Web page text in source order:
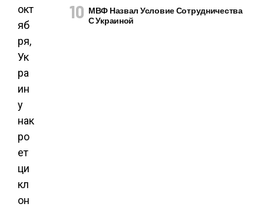
окт
яб
ря,
Ук
ра
ин
у
нак
ро
ет
ци
кл
он
МВФ Назвал Условие Сотрудничества
С Украиной